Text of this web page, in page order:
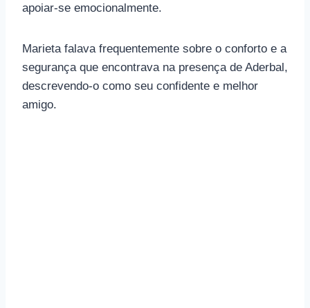
apoiar-se emocionalmente.
Marieta falava frequentemente sobre o conforto e a
segurança que encontrava na presença de Aderbal,
descrevendo-o como seu confidente e melhor
amigo.